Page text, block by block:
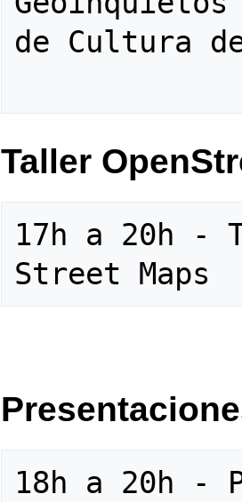
de Cultura
Taller
17h a 20h -
18h a 20h -